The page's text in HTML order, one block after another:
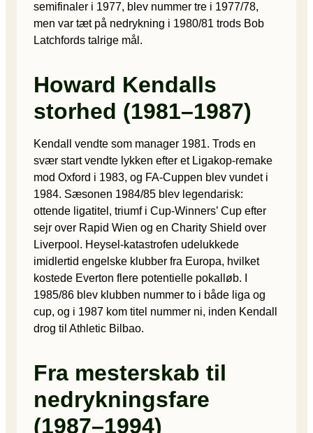
semifinaler i 1977, blev nummer tre i 1977/78,
men var tæt på nedrykning i 1980/81 trods Bob
Latchfords talrige mål.
Howard Kendalls
storhed (1981–1987)
Kendall vendte som manager 1981. Trods en
svær start vendte lykken efter et Ligakop-remake
mod Oxford i 1983, og FA-Cuppen blev vundet i
1984. Sæsonen 1984/85 blev legendarisk:
ottende ligatitel, triumf i Cup-Winners’ Cup efter
sejr over Rapid Wien og en Charity Shield over
Liverpool. Heysel-katastrofen udelukkede
imidlertid engelske klubber fra Europa, hvilket
kostede Everton flere potentielle pokalløb. I
1985/86 blev klubben nummer to i både liga og
cup, og i 1987 kom titel nummer ni, inden Kendall
drog til Athletic Bilbao.
Fra mesterskab til
nedrykningsfare
(1987–1994)